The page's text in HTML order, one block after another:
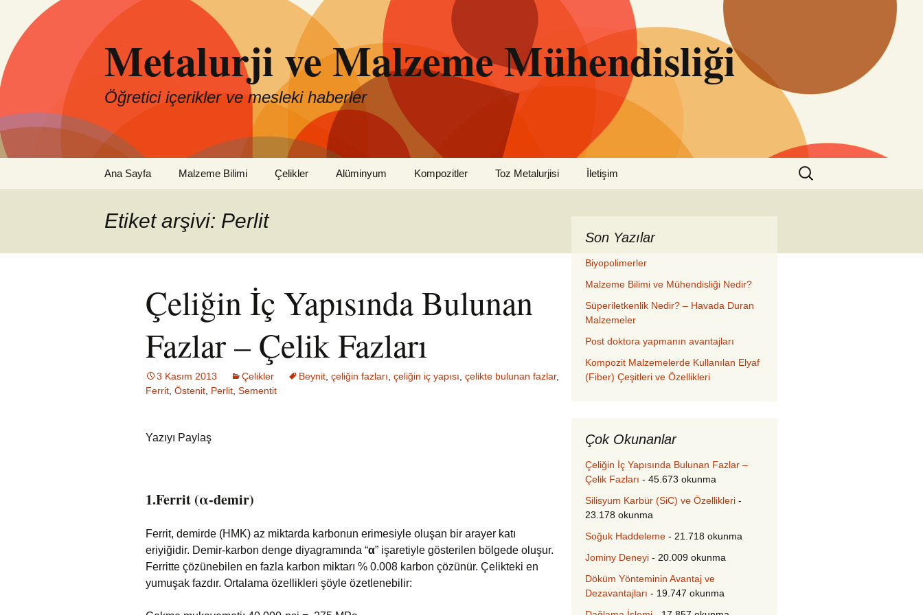
Metalurji ve Malzeme Mühendisliği
Öğretici içerikler ve mesleki haberler
Ana Sayfa Malzeme Bilimi Çelikler Alüminyum Kompozitler Toz Metalurjisi İletişim
Arama:
Etiket arşivi: Perlit
Çeliğin İç Yapısında Bulunan
Fazlar – Çelik Fazları
3 Kasım 2013 Çelikler Beynit çeliğin fazları çeliğin iç yapısı çelikte bulunan fazlar,
Ferrit Östenit Perlit Sementit
Yazıyı Paylaş
1.Ferrit (α-demir)
Ferrit, demirde (HMK) az miktarda karbonun erimesiyle oluşan bir arayer katı
eriyiğidir. Demir-karbon denge diyagramında “α” işaretiyle gösterilen bölgede oluşur.
Ferritte çözünebilen en fazla karbon miktarı % 0.008 karbon çözünür. Çelikteki en
yumuşak fazdır. Ortalama özellikleri şöyle özetlenebilir:
Son Yazılar
Biyopolimerler
Malzeme Bilimi ve Mühendisliği Nedir?
Süperiletkenlik Nedir? – Havada Duran
Malzemeler
Post doktora yapmanın avantajları
Kompozit Malzemelerde Kullanılan Elyaf
(Fiber) Çeşitleri ve Özellikleri
Çok Okunanlar
Çeliğin İç Yapısında Bulunan Fazlar –
Çelik Fazları - 45.673 okunma
Silisyum Karbür (SiC) ve Özellikleri -
23.178 okunma
Soğuk Haddeleme - 21.718 okunma
Jominy Deneyi - 20.009 okunma
Döküm Yönteminin Avantaj ve
Dezavantajları - 19.747 okunma